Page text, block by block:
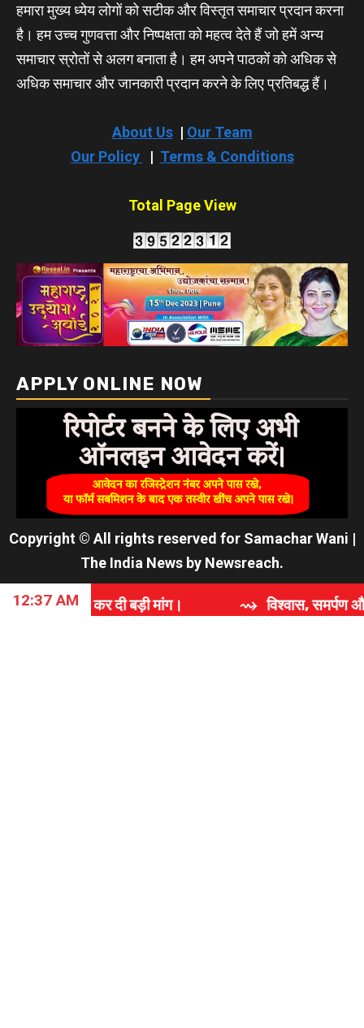
हमारा मुख्य ध्येय लोगों को सटीक और विस्तृत समाचार प्रदान करना
है। हम उच्च गुणवत्ता और निष्पक्षता को महत्व देते हैं जो हमें अन्य
समाचार स्रोतों से अलग बनाता है। हम अपने पाठकों को अधिक से
अधिक समाचार और जानकारी प्रदान करने के लिए प्रतिबद्ध हैं।
About Us| Our Team
Our Policy
| Terms & Conditions
Total Page View
APPLY ONLINE NOW
Copyright © All rights reserved for Samachar Wani |
The India News by Newsreach.
12:37 AM
दी बड़ी मांग। ⇝ विश्वास, समर्पण और गुणवत्ता की